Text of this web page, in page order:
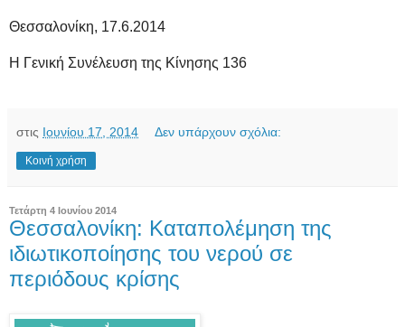
Θεσσαλονίκη, 17.6.2014
Η Γενική Συνέλευση της Κίνησης 136
στις Ιουνίου 17, 2014 Δεν υπάρχουν σχόλια:
Κοινή χρήση
Τετάρτη 4 Ιουνίου 2014
Θεσσαλονίκη: Καταπολέμηση της
ιδιωτικοποίησης του νερού σε
περιόδους κρίσης